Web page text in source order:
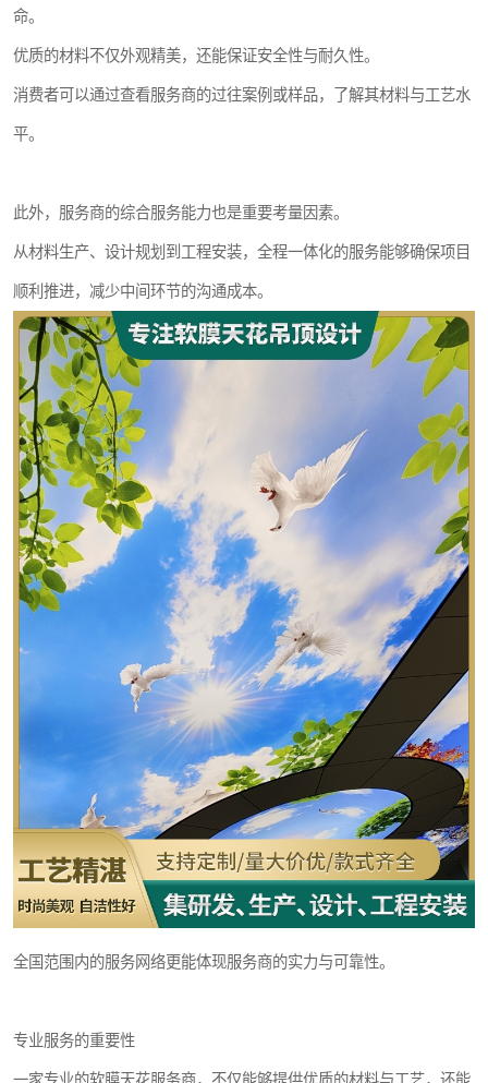
命。
优质的材料不仅外观精美，还能保证安全性与耐久性。
消费者可以通过查看服务商的过往案例或样品，了解其材料与工艺水
平。
此外，服务商的综合服务能力也是重要考量因素。
从材料生产、设计规划到工程安装，全程一体化的服务能够确保项目
顺利推进，减少中间环节的沟通成本。
全国范围内的服务网络更能体现服务商的实力与可靠性。
专业服务的重要性
一家专业的软膜天花服务商，不仅能够提供优质的材料与工艺，还能